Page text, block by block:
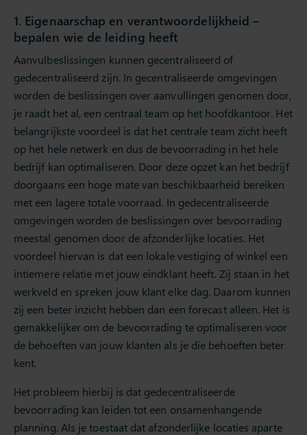
1. Eigenaarschap en verantwoordelijkheid –
bepalen wie de leiding heeft
Aanvulbeslissingen kunnen gecentraliseerd of
gedecentraliseerd zijn. In gecentraliseerde omgevingen
worden de beslissingen over aanvullingen genomen door,
je raadt het al, een centraal team op het hoofdkantoor. Het
belangrijkste voordeel is dat het centrale team zicht heeft
op het hele netwerk en dus de bevoorrading in het hele
bedrijf kan optimaliseren. Door deze opzet kan het bedrijf
doorgaans een hoge mate van beschikbaarheid bereiken
met een lagere totale voorraad. In gedecentraliseerde
omgevingen worden de beslissingen over bevoorrading
meestal genomen door de afzonderlijke locaties. Het
voordeel hiervan is dat een lokale vestiging of winkel een
intiemere relatie met jouw eindklant heeft. Zij staan in het
werkveld en spreken jouw klant elke dag. Daarom kunnen
zij een beter inzicht hebben dan een forecast alleen. Het is
gemakkelijker om de bevoorrading te optimaliseren voor
de behoeften van jouw klanten als je die behoeften beter
kent.
Het probleem hierbij is dat gedecentraliseerde
bevoorrading kan leiden tot een onsamenhangende
planning. Als je toestaat dat afzonderlijke locaties aparte